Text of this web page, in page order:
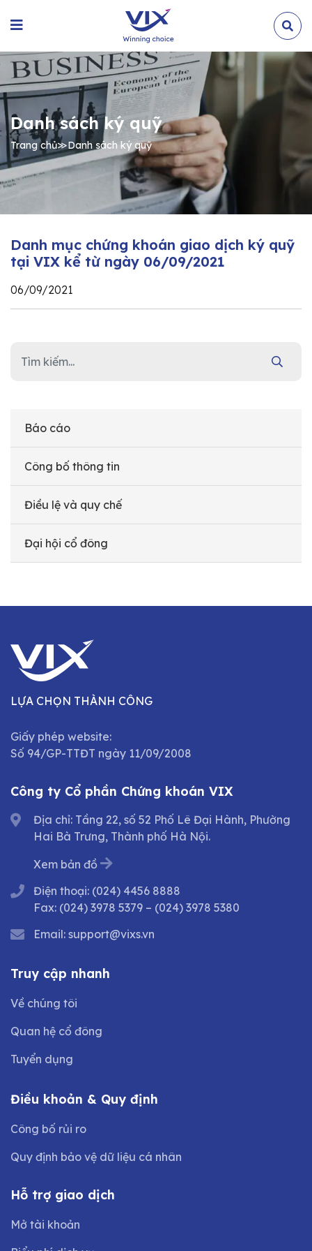
Danh sách ký quỹ
Trang chủ≫Danh sách ký quỹ
Báo cáo
Công bố thông tin
Điều lệ và quy chế
Đại hội cổ đông
Danh mục chứng khoán giao dịch ký quỹ
tại VIX kể từ ngày 06/09/2021
06/09/2021
LỰA CHỌN THÀNH CÔNG
Giấy phép website:
Số 94/GP-TTĐT ngày 11/09/2008
Công ty Cổ phần Chứng khoán VIX
Địa chỉ: Tầng 22, số 52 Phố Lê Đại Hành, Phường
Hai Bà Trưng, Thành phố Hà Nội.
Xem bản đồ
Điện thoại: (024) 4456 8888
Fax: (024) 3978 5379 – (024) 3978 5380
Email: support@vixs.vn
Truy cập nhanh
Về chúng tôi
Quan hệ cổ đông
Tuyển dụng
Điều khoản & Quy định
Công bố rủi ro
Quy định bảo vệ dữ liệu cá nhân
Hỗ trợ giao dịch
Mở tài khoản